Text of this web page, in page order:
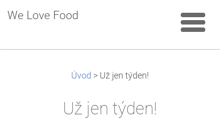
We Love Food
Úvod > Už jen týden!
Už jen týden!